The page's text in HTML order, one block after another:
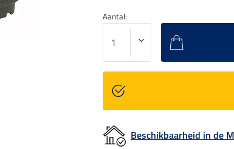
Aantal:
Beschikbaarheid in de